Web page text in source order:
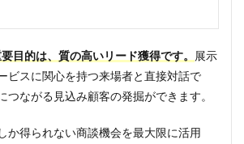
目的は、質の高いリード獲得です。
展示
ビスに関心を持つ来場者と直接対話で
つながる見込み顧客の発掘ができます。
か得られない商談機会を最大限に活用